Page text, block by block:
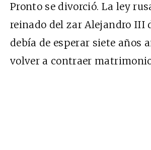
Pronto se divorció. La ley
reinado del zar Alejandro III
debía de esperar siete años
volver a contraer